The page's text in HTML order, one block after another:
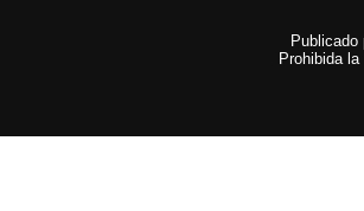
Publicado
Prohibida